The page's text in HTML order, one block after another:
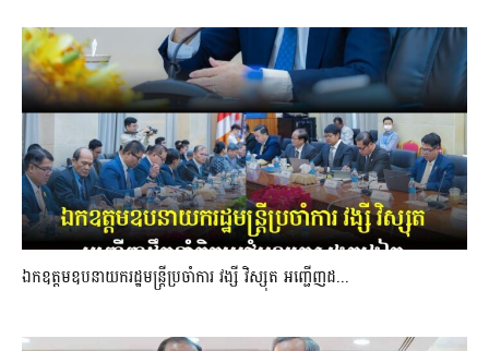
ឯកឧត្តមឧបនាយករដ្ឋមន្រ្តីប្រចាំការ វង្សី វិស្សុត អញ្ជើញដ...